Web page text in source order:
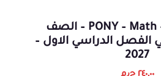
PONY – Math – MAIN BOOK – الصف
الفصل الدراسي الاول –
2027